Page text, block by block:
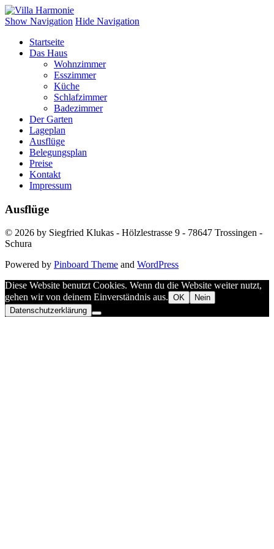
Ferienhaus auf Korsika
Show Navigation Hide Navigation
Startseite
Das Haus
Wohnzimmer
Esszimmer
Küche
Schlafzimmer
Badezimmer
Der Garten
Lageplan
Ausflüge
Belegungsplan
Preise
Kontakt
Impressum
Ausflüge
© 2026 by Siegfried Klukas - Hölzlestrasse 9 - 78647 Trossingen -
Schura
Powered by Pinboard Theme and WordPress
Diese Website benutzt Cookies. Wenn du die Website weiter nutzt,
gehen wir von deinem Einverständnis aus. OK
Nein
Datenschutzerklärung